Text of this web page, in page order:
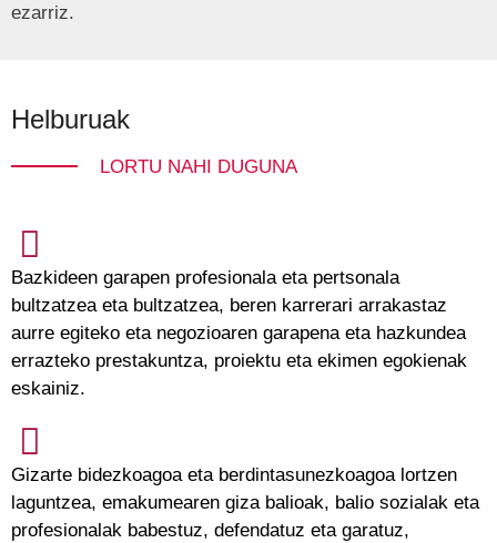
ezarriz.
Helburuak
LORTU NAHI DUGUNA
Bazkideen garapen profesionala eta pertsonala
bultzatzea eta bultzatzea, beren karrerari arrakastaz
aurre egiteko eta negozioaren garapena eta hazkundea
errazteko prestakuntza, proiektu eta ekimen egokienak
eskainiz.
Gizarte bidezkoagoa eta berdintasunezkoagoa lortzen
laguntzea, emakumearen giza balioak, balio sozialak eta
profesionalak babestuz, defendatuz eta garatuz,